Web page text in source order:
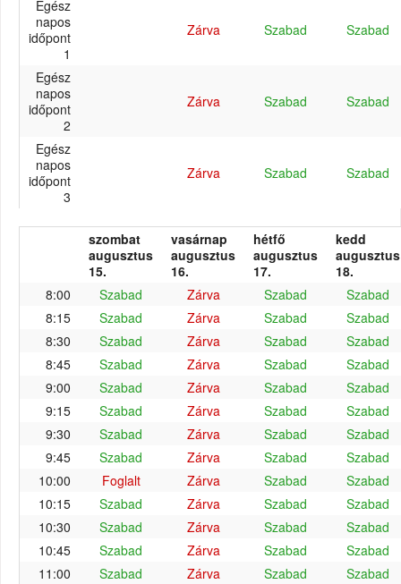
Egész
napos
időpont
1
Zárva Szabad Szabad
Egész
napos
időpont
2
Zárva Szabad Szabad
Egész
napos
időpont
3
Zárva Szabad Szabad
szombat
augusztus
15.
vasárnap
augusztus
16.
hétfő
augusztus
17.
kedd
augusztus
18.
8:00
Szabad Zárva Szabad
Szabad
8:15
Szabad Zárva Szabad
Szabad
8:30
Szabad Zárva Szabad
Szabad
8:45
Szabad Zárva Szabad
Szabad
9:00
Szabad Zárva Szabad
Szabad
9:15
Szabad Zárva Szabad
Szabad
9:30
Szabad Zárva Szabad
Szabad
9:45
Szabad Zárva Szabad
Szabad
10:00
Foglalt Zárva Szabad
Szabad
10:15
Szabad Zárva Szabad
Szabad
10:30
Szabad Zárva Szabad
Szabad
10:45
Szabad Zárva Szabad
Szabad
11:00
Szabad Zárva Szabad
Szabad